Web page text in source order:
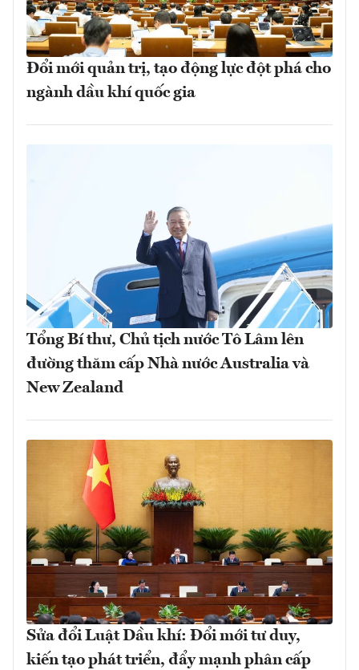
Đổi mới quản trị, tạo động lực đột phá cho
ngành dầu khí quốc gia
Tổng Bí thư, Chủ tịch nước Tô Lâm lên
đường thăm cấp Nhà nước Australia và
New Zealand
Sửa đổi Luật Dầu khí: Đổi mới tư duy,
kiến tạo phát triển, đẩy mạnh phân cấp